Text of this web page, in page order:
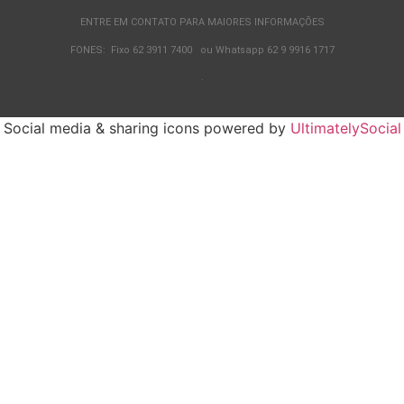
ENTRE EM CONTATO PARA MAIORES INFORMAÇÕES
FONES: Fixo 62 3911 7400 ou Whatsapp 62 9 9916 1717
.
Social media & sharing icons powered by UltimatelySocial